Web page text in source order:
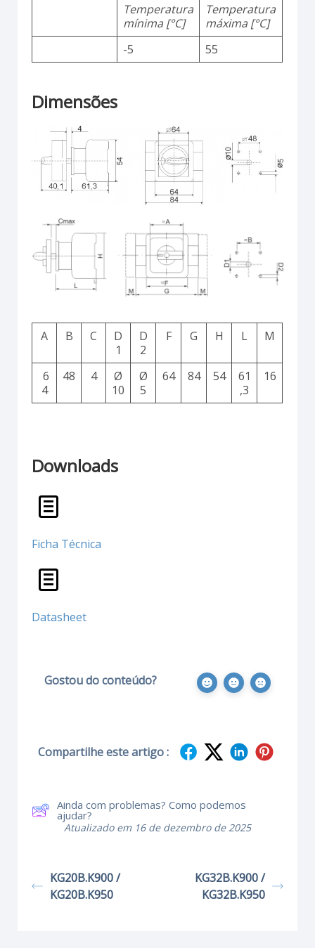
Temperatura
mínima [°C]
Temperatura
máxima [°C]
-5
55
Dimensões
A B C
D
1
D
2
F G H L M
6
4
48 4
Ø
10
Ø
5
64 84 54
61
,3
16
Downloads
Ficha Técnica
Datasheet
Gostou do conteúdo?
Compartilhe este artigo :
Ainda com problemas? Como podemos
ajudar?
Atualizado em 16 de dezembro de 2025
KG20B.K900 /
KG20B.K950
KG32B.K900 /
KG32B.K950